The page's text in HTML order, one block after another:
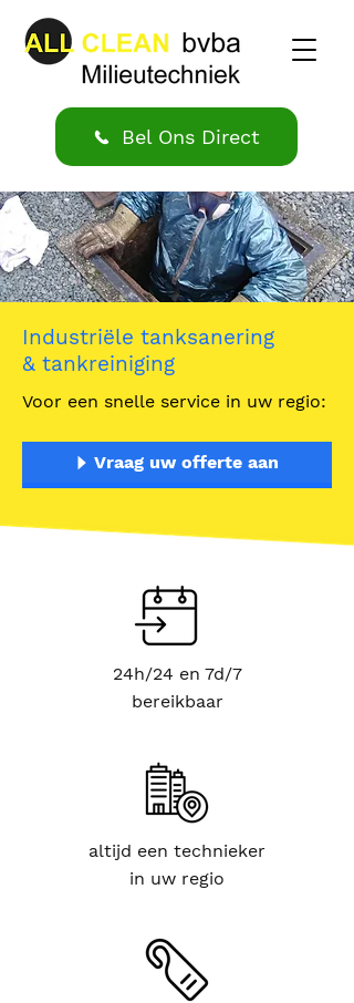
Bel Ons Direct
Industriële tanksanering
& tankreiniging
Voor een snelle service in uw regio:
Vraag uw offerte aan
24h/24 en 7d/7
bereikbaar
altijd een technieker
in uw regio